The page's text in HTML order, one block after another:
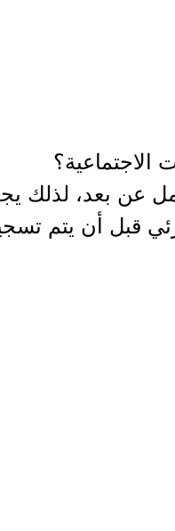
عن بعد، لذلك
قبل أن يتم